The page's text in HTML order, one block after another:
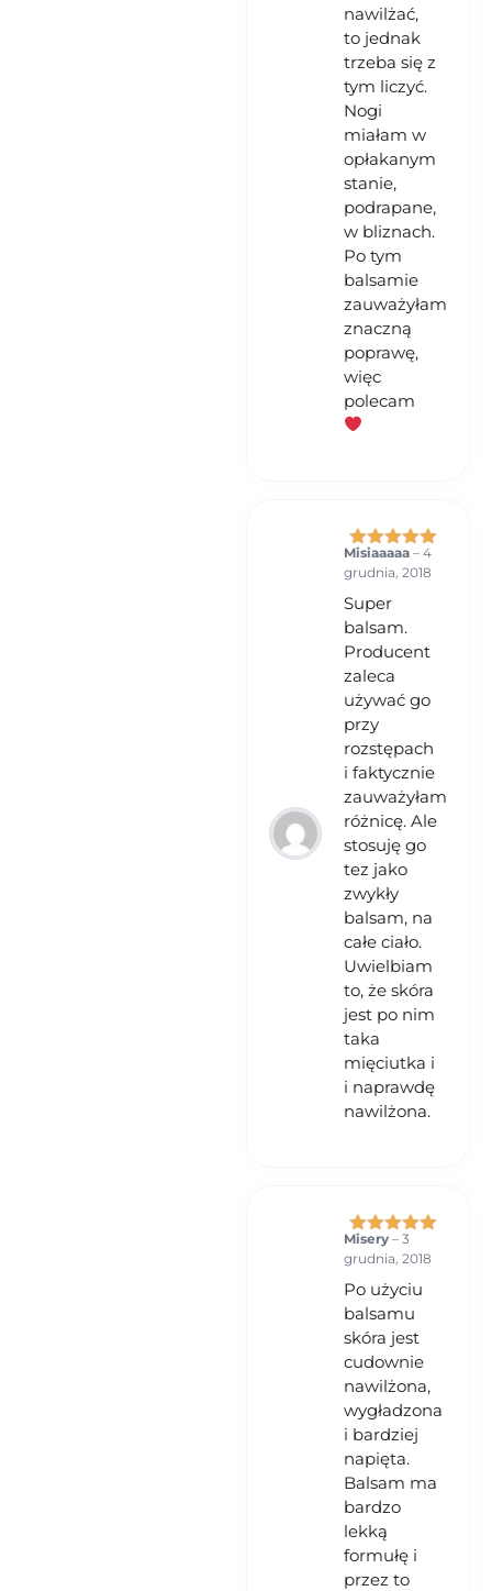
nawilżać,
to jednak
trzeba się z
tym liczyć.
Nogi
miałam w
opłakanym
stanie,
podrapane,
w bliznach.
Po tym
balsamie
zauważyłam
znaczną
poprawę,
więc
polecam
Oceniono5
na 5
Misiaaaaa – 4
grudnia, 2018
Super
balsam.
Producent
zaleca
używać go
przy
rozstępach
i faktycznie
zauważyłam
różnicę. Ale
stosuję go
tez jako
zwykły
balsam, na
całe ciało.
Uwielbiam
to, że skóra
jest po nim
taka
mięciutka i
i naprawdę
nawilżona.
Oceniono
na 5
Misery – 3
grudnia, 2018
Po użyciu
balsamu
skóra jest
cudownie
nawilżona,
wygładzona
i bardziej
napięta.
Balsam ma
bardzo
lekką
formułę i
przez to